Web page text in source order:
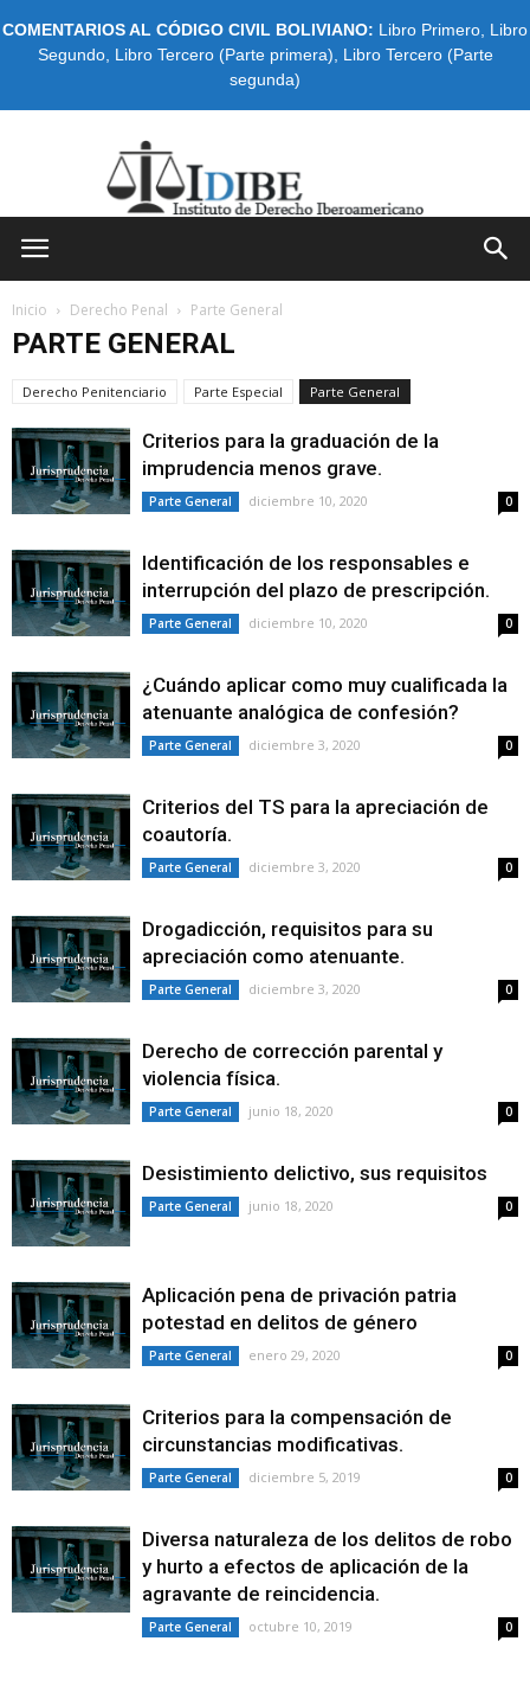
COMENTARIOS AL CÓDIGO CIVIL BOLIVIANO: Libro Primero Libro
Segundo, Libro Tercero (Parte primera)
Libro Tercero (Parte
segunda)
Inicio Derecho Penal Parte General
PARTE GENERAL
Derecho Penitenciario Parte Especial Parte General
Criterios para la graduación de la
imprudencia menos grave.
Parte General diciembre 10, 2020 0
Identificación de los responsables e
interrupción del plazo de prescripción.
Parte General diciembre 10, 2020 0
¿Cuándo aplicar como muy cualificada la
atenuante analógica de confesión?
Parte General diciembre 3, 2020 0
Criterios del TS para la apreciación de
coautoría.
Parte General diciembre 3, 2020 0
Drogadicción, requisitos para su
apreciación como atenuante.
Parte General diciembre 3, 2020 0
Derecho de corrección parental y
violencia física.
Parte General junio 18, 2020 0
Desistimiento delictivo, sus requisitos
Parte General junio 18, 2020 0
Aplicación pena de privación patria
potestad en delitos de género
Parte General enero 29, 2020 0
Criterios para la compensación de
circunstancias modificativas.
Parte General diciembre 5, 2019 0
Diversa naturaleza de los delitos de robo
y hurto a efectos de aplicación de la
agravante de reincidencia.
Parte General octubre 10, 2019 0